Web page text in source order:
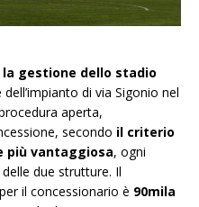
la gestione dello stadio
dell’impianto di via Sigonio nel
aperta,
secondo il criterio
più vantaggiosa, ogni
due strutture. Il
il concessionario è 90mila